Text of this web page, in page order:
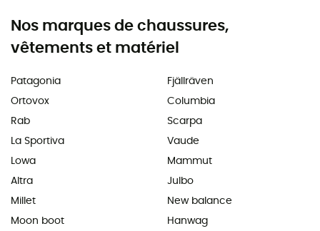
Nos marques de chaussures,
vêtements et matériel
Patagonia
Ortovox
Rab
La Sportiva
Lowa
Altra
Millet
Moon boot
Fjällräven
Columbia
Scarpa
Vaude
Mammut
Julbo
New balance
Hanwag